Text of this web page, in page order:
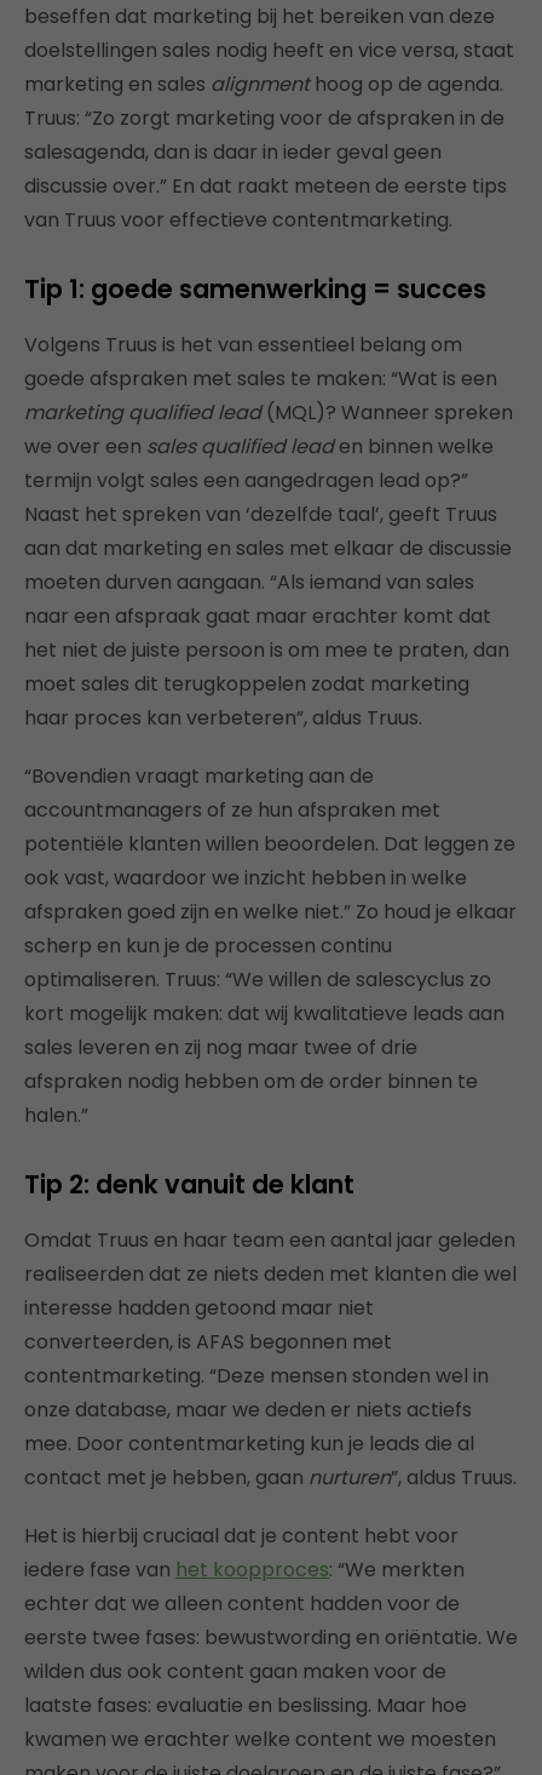
beseffen dat marketing bij het bereiken van deze
doelstellingen sales nodig heeft en vice versa, staat
marketing en sales alignmenthoog op de agenda.
Truus: “Zo zorgt marketing voor de afspraken in de
salesagenda, dan is daar in ieder geval geen
discussie over.” En dat raakt meteen de eerste tips
van Truus voor effectieve contentmarketing.
Tip 1: goede samenwerking = succes
Volgens Truus is het van essentieel belang om
goede afspraken met sales te maken: “Wat is een
marketing qualified lead(MQL)? Wanneer spreken
we over een sales qualified leaden binnen welke
termijn volgt sales een aangedragen lead op?”
Naast het spreken van ‘dezelfde taal’, geeft Truus
aan dat marketing en sales met elkaar de discussie
moeten durven aangaan. “Als iemand van sales
naar een afspraak gaat maar erachter komt dat
het niet de juiste persoon is om mee te praten, dan
moet sales dit terugkoppelen zodat marketing
haar proces kan verbeteren”, aldus Truus.
“Bovendien vraagt marketing aan de
accountmanagers of ze hun afspraken met
potentiële klanten willen beoordelen. Dat leggen ze
ook vast, waardoor we inzicht hebben in welke
afspraken goed zijn en welke niet.” Zo houd je elkaar
scherp en kun je de processen continu
optimaliseren. Truus: “We willen de salescyclus zo
kort mogelijk maken: dat wij kwalitatieve leads aan
sales leveren en zij nog maar twee of drie
afspraken nodig hebben om de order binnen te
halen.”
Tip 2: denk vanuit de klant
Omdat Truus en haar team een aantal jaar geleden
realiseerden dat ze niets deden met klanten die wel
interesse hadden getoond maar niet
converteerden, is AFAS begonnen met
contentmarketing. “Deze mensen stonden wel in
onze database, maar we deden er niets actiefs
mee. Door contentmarketing kun je leads die al
contact met je hebben, gaan nurturen”, aldus Truus.
Het is hierbij cruciaal dat je content hebt voor
iedere fase van het koopproces: “We merkten
echter dat we alleen content hadden voor de
eerste twee fases: bewustwording en oriëntatie. We
wilden dus ook content gaan maken voor de
laatste fases: evaluatie en beslissing. Maar hoe
kwamen we erachter welke content we moesten